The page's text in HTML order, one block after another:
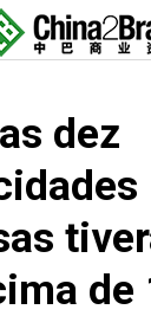
dez
de